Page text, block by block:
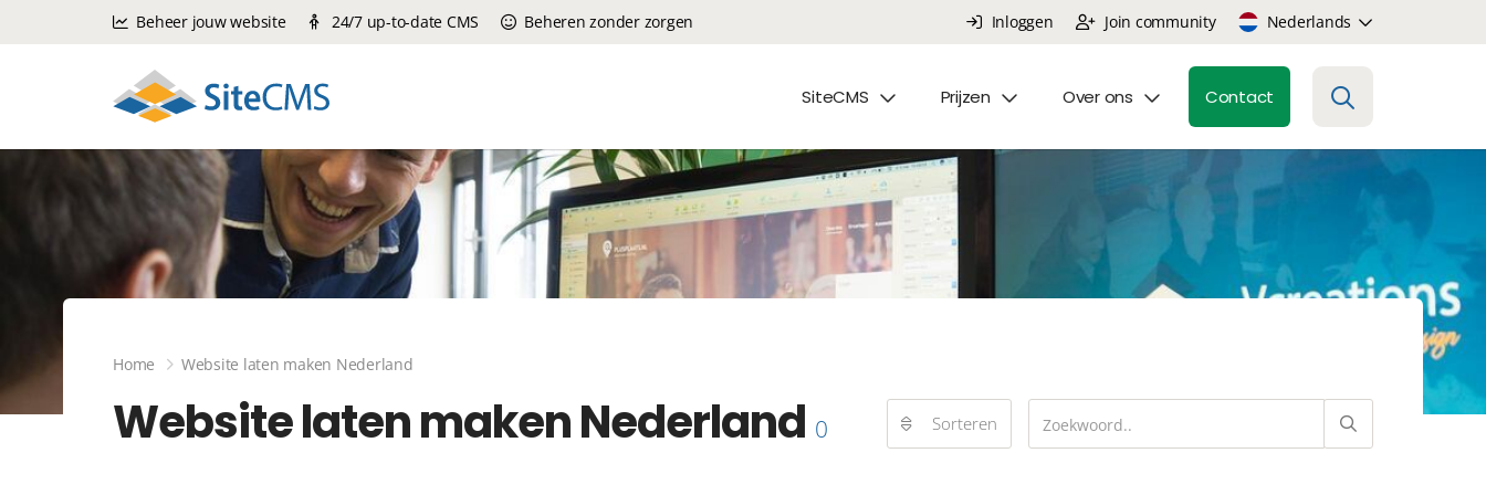
Home Website laten maken Nederland
Website laten maken Nederland 0 Sorteren
Beheer jouw website 24/7 up-to-date CMS Beheren zonder zorgen Inloggen Join community Nederlands
SiteCMS Prijzen Over ons Contact